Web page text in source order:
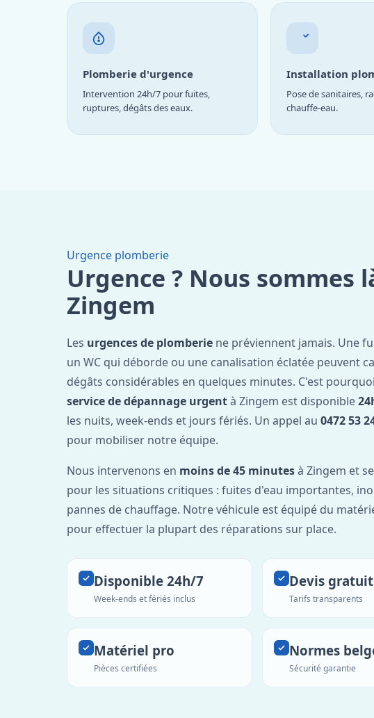
Plomberie d'urgence
Intervention 24h/7 pour fuites,
ruptures, dégâts des eaux.
Installation
Pose de sanitaires,
chauffe-eau.
Urgence plomberie
Urgence ? Nous sommes
Zingem
Les urgences de plomberie ne préviennent jamais. Une
un WC qui déborde ou une canalisation éclatée peuvent
dégâts considérables en quelques minutes. C'est
service de dépannage urgentà Zingem est disponible
les nuits, week-ends et jours fériés. Un appel au 0472 53
pour mobiliser notre équipe.
Nous intervenons en moins de 45 minutesà Zingem et
pour les situations critiques : fuites d'eau importantes,
pannes de chauffage. Notre véhicule est équipé du
pour effectuer la plupart des réparations sur place.
Disponible 24h/7
Week-ends et fériés inclus
Devis gratuit
Tarifs transparents
Matériel pro
Pièces certifiées
Normes
Sécurité garantie